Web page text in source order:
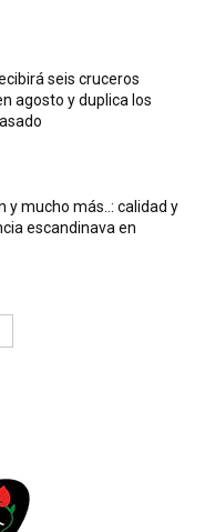
seis cruceros
agosto y duplica los
y mucho más..: calidad y
escandinava en